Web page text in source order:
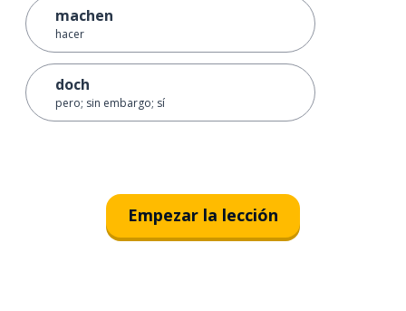
machen
hacer
doch
pero; sin embargo; sí
Empezar la lección